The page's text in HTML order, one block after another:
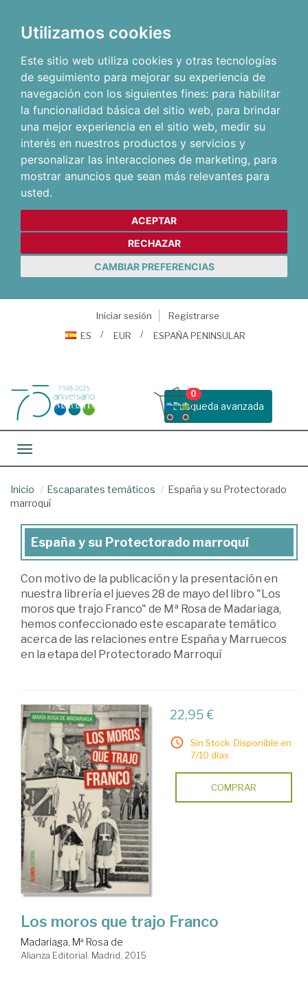
Utilizamos cookies
Este sitio web utiliza cookies y otras tecnologías
de seguimiento para mejorar su experiencia de
navegación con los siguientes fines: para habilitar
la funcionalidad básica del sitio web, para brindar
una mejor experiencia en el sitio web, medir su
interés en nuestros productos y servicios y
personalizar las interacciones de marketing, para
mostrar anuncios que sean más relevantes para
usted.
ACEPTAR
RECHAZAR
CAMBIAR PREFERENCIAS
Iniciar sesión
Registrarse
ES
EUR ESPAÑA PENINSULAR
Busqueda avanzada
0
Toggle navigation
Inicio Escaparates temáticos
España y su Protectorado
marroquí
España
y
su
Protectorado
marroquí
España y su Protectorado marroquí
Con motivo de la publicación y la presentación en
nuestra librería el jueves 28 de mayo del libro "Los
moros que trajo Franco" de Mª Rosa de Madariaga,
hemos confeccionado este escaparate temático
acerca de las relaciones entre España y Marruecos
en la etapa del Protectorado Marroquí
22,95 €
Sin Stock. Disponible en
7/10 días.
COMPRAR
Los moros que trajo Franco
Madariaga, Mª Rosa de
Alianza Editorial. Madrid, 2015